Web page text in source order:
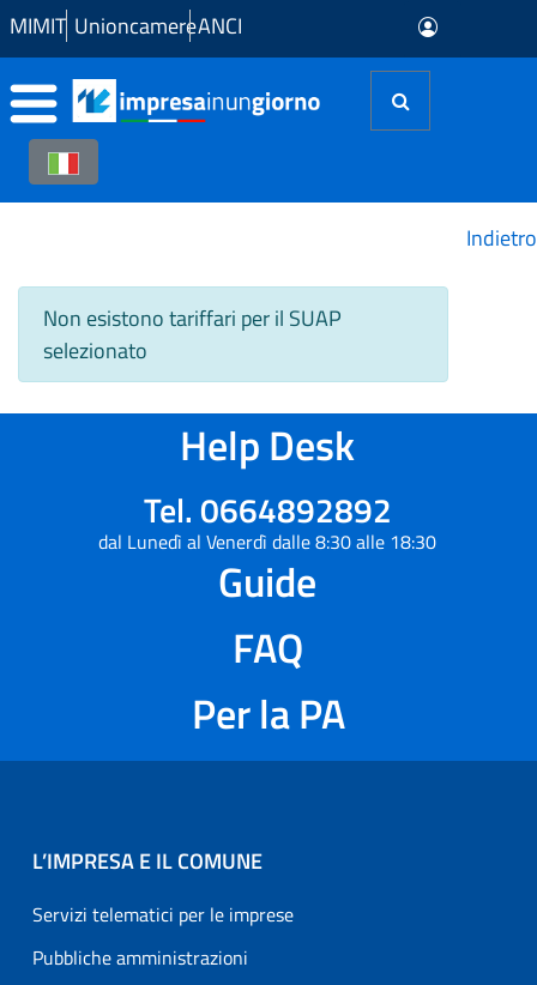
Skip to Main Content
MIMIT UnioncamereANCI
Non esistono tariffari per il SUAP
selezionato
Indietro
Help Desk
Tel. 0664892892
dal Lunedì al Venerdì dalle 8:30 alle 18:30
Guide
FAQ
Per la PA
L’IMPRESA E IL COMUNE
Servizi telematici per le imprese
Pubbliche amministrazioni